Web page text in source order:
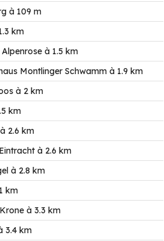
à 109 m
km
à 1.5 km
Montlinger Schwamm à 1.9 km
à 2 km
km
2.6 km
à 2.6 km
à 2.8 km
km
à 3.3 km
3.4 km